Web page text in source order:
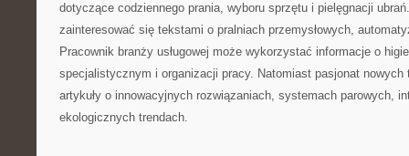
dotyczące codziennego prania, wyboru sprzętu i pielęgnacji
zainteresować się tekstami o pralniach przemysłowych,
Pracownik branży usługowej może wykorzystać informacje o
specjalistycznym i organizacji pracy. Natomiast pasjonat nowych
artykuły o innowacyjnych rozwiązaniach, systemach parowych,
ekologicznych trendach.